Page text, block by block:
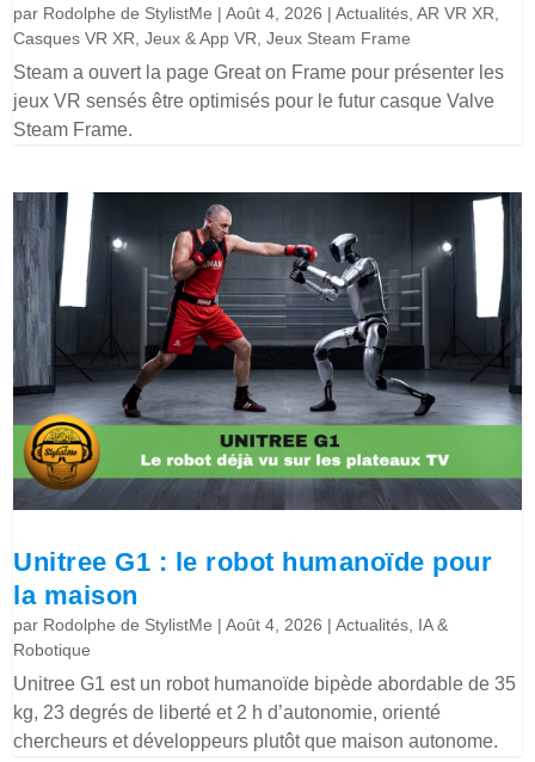
par Rodolphe de StylistMe |Août 4, 2026 |Actualités ,AR VR XR
Casques VR XR ,Jeux & App VR ,Jeux Steam Frame
Steam a ouvert la page Great on Frame pour présenter les
jeux VR sensés être optimisés pour le futur casque Valve
Steam Frame.
Unitree G1 : le robot humanoïde pour
la maison
par Rodolphe de StylistMe |Août 4, 2026 |Actualités IA &
Robotique
Unitree G1 est un robot humanoïde bipède abordable de 35
kg, 23 degrés de liberté et 2 h d’autonomie, orienté
chercheurs et développeurs plutôt que maison autonome.